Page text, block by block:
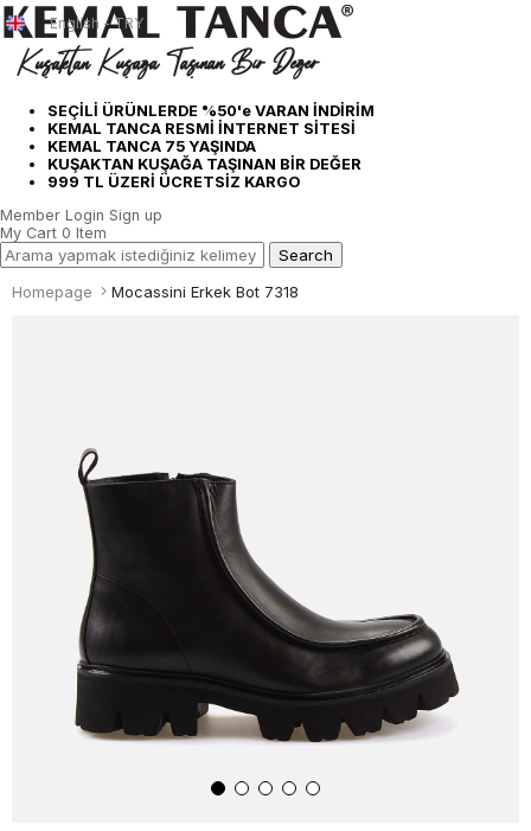
SEÇİLİ ÜRÜNLERDE %50'e VARAN İNDİRİM
KEMAL TANCA RESMİ İNTERNET SİTESİ
KEMAL TANCA 75 YAŞINDA
KUŞAKTAN KUŞAĞA TAŞINAN BİR DEĞER
999 TL ÜZERİ ÜCRETSİZ KARGO
English - TRY
Member Login Sign up
My Cart 0 Item
Homepage Mocassini Erkek Bot 7318